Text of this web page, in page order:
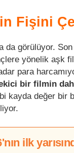
Fişini
görülüyor.
yönelik aşk
para
bir filmin
kayda değer bir
ilk